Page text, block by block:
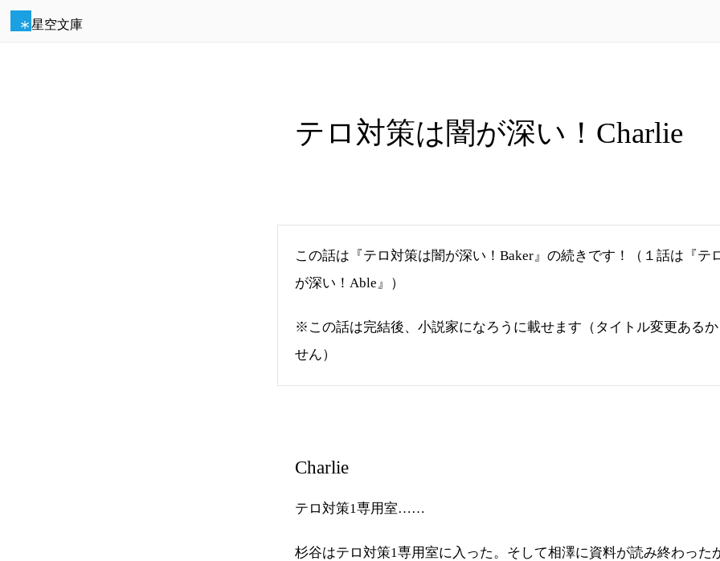
星空文庫
テロ対策は闇が深い！Charlie
この話は『テロ対策は闇が深い！Baker』の続きです！（１話は『テ
が深い！Able』）
※この話は完結後、小説家になろうに載せます（タイトル変更ある
せん）
Charlie
テロ対策1専用室……
杉谷はテロ対策1専用室に入った。そして相澤に資料が読み終わった